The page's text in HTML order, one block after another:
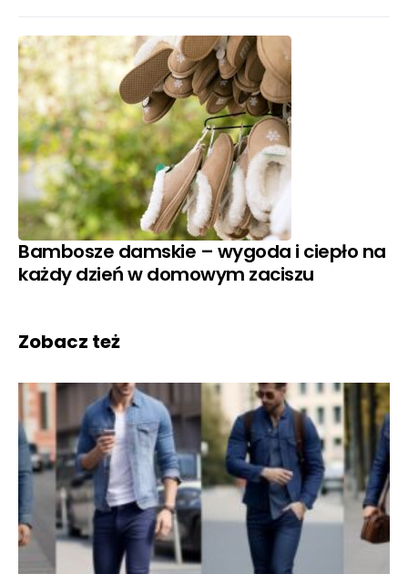
Bambosze damskie – wygoda i ciepło na
każdy dzień w domowym zaciszu
Zobacz też